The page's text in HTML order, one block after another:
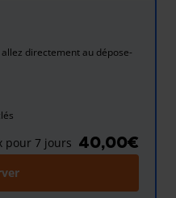
directement au dépose-
pour 7 jours 40,00€